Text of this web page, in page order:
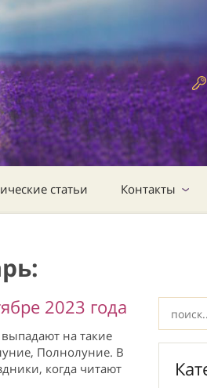
статьи Контакты
2023 года
на такие
Полнолуние. В
когда читают